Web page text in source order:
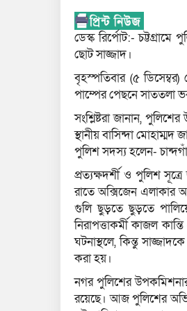
ডেস্ক রির্পোট:-
ছোট সাজ্জাদ।
বৃহস্পতিবার (৫
পাম্পের পেছনে সাততলা
সংশ্লিষ্টরা জানান,
স্থানীয় বাসিন্দা
পুলিশ সদস্য হলেন-
প্রত্যক্ষদর্শী ও পুলিশ
রাতে অক্সিজেন এলাকার
গুলি ছুড়তে ছুড়তে
নিরাপত্তাকর্মী কাজল
ঘটনাস্থলে, কিন্তু
করা হয়।
নগর পুলিশের
রয়েছে। আজ পুলিশের